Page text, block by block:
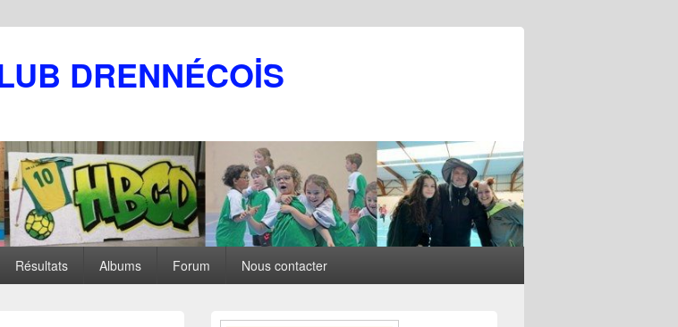
DRENNÉCOİS
Résultats Albums Forum Nous contacter
Zone